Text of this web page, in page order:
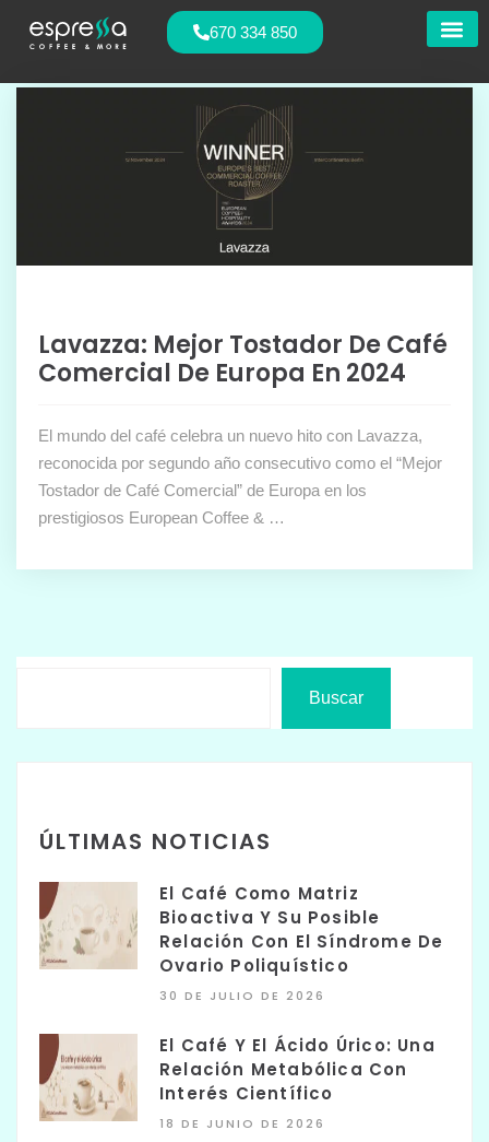
670 334 850
Lavazza: Mejor Tostador De Café
Comercial De Europa En 2024
El mundo del café celebra un nuevo hito con Lavazza,
reconocida por segundo año consecutivo como el “Mejor
Tostador de Café Comercial” de Europa en los
prestigiosos European Coffee & …
Buscar
ÚLTIMAS NOTICIAS
El Café Como Matriz
Bioactiva Y Su Posible
Relación Con El Síndrome De
Ovario Poliquístico
30 DE JULIO DE 2026
El Café Y El Ácido Úrico: Una
Relación Metabólica Con
Interés Científico
18 DE JUNIO DE 2026